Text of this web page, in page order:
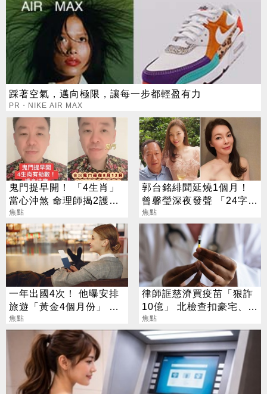
踩著空氣，邁向極限，讓每一步都輕盈有力
PR・NIKE AIR MAX
鬼門提早開！ 「4生肖」
當心沖煞 命理師揭2護身
法寶
焦點
郭台銘緋聞延燒1個月！
曾馨瑩深夜發聲 「24字」
吐盡最心繫的事
焦點
一年出國4次！ 他曝安排
旅遊「黃金4個月份」 卡
對整年活在期待中
焦點
律師誆慈濟買疫苗「狠詐
10億」 北檢查扣豪宅、搜
出158公斤黃金
焦點